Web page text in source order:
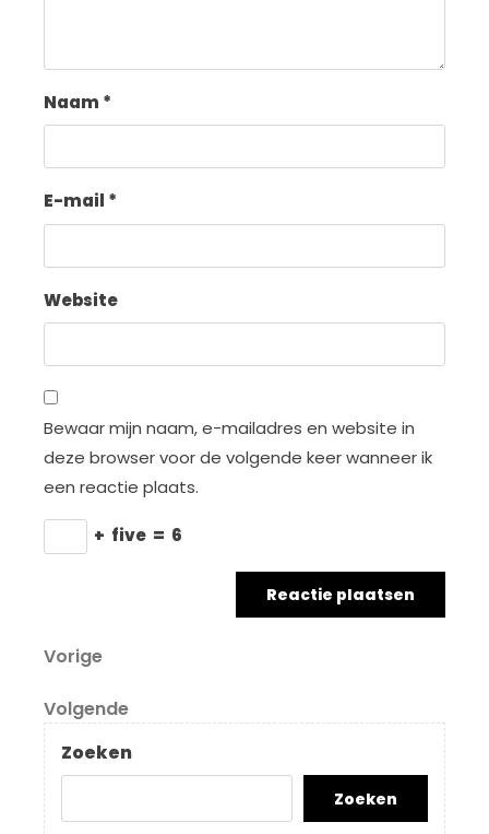
Naam *
E-mail *
Website
Bewaar mijn naam, e-mailadres en website in
deze browser voor de volgende keer wanneer ik
een reactie plaats.
+ five = 6
Berichtnavigatie
Vorig
Vorige
Volgend
bericht
Volgende
Zoeken
Zoeken